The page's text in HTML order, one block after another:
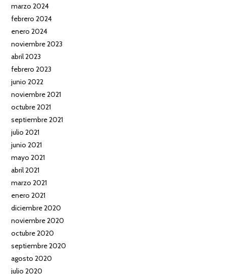
marzo 2024
febrero 2024
enero 2024
noviembre 2023
abril 2023
febrero 2023
junio 2022
noviembre 2021
octubre 2021
septiembre 2021
julio 2021
junio 2021
mayo 2021
abril 2021
marzo 2021
enero 2021
diciembre 2020
noviembre 2020
octubre 2020
septiembre 2020
agosto 2020
julio 2020